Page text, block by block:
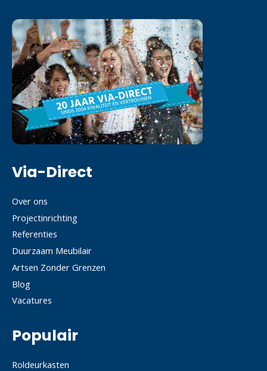
Via-Direct
Over ons
Projectinrichting
Referenties
Duurzaam Meubilair
Artsen Zonder Grenzen
Blog
Vacatures
Populair
Roldeurkasten